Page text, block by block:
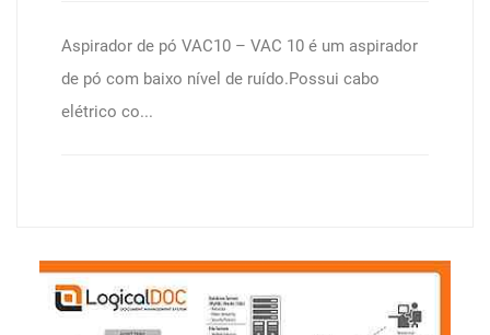
Aspirador de pó VAC10 – VAC 10 é um aspirador
de pó com baixo nível de ruído.Possui cabo
elétrico co...